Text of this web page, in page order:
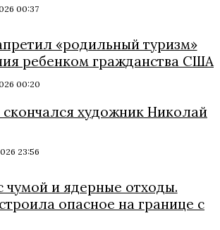
00:37
«родильный туризм»
ребенком гражданства США
00:20
скончался художник Николай
23:56
чумой и ядерные отходы.
опасное на границе с